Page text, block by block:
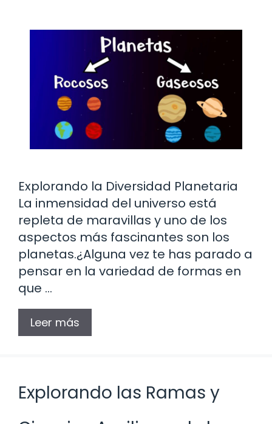
Explorando la Diversidad Planetaria
La inmensidad del universo está
repleta de maravillas y uno de los
aspectos más fascinantes son los
planetas.¿Alguna vez te has parado a
pensar en la variedad de formas en
que …
Leer más
Explorando las Ramas y